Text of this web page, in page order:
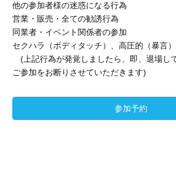
他の参加者様の迷惑になる行為
営業・販売・全ての勧誘行為
同業者・イベント関係者の参加
セクハラ（ボディタッチ）、高圧的（暴言
(上記行為が発覚しましたら、即、退場し
ご参加をお断りさせていただきます)
参加予約